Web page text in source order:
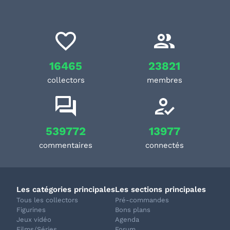
16465
collectors
23821
membres
539772
commentaires
13977
connectés
Les catégories principales
Tous les collectors
Figurines
Jeux vidéo
Les sections principales
Pré-commandes
Bons plans
Agenda